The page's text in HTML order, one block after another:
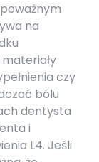
na
czy
bólu
dentysta
i
L4. Jeśli